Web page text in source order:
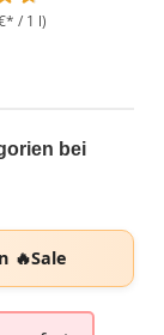
/ 1 l)
bei
🔥Sale